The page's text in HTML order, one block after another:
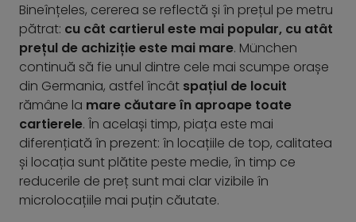
Bineînțeles, cererea se reflectă și în prețul pe metru
pătrat: cu cât cartierul este mai popular, cu atât
prețul de achiziție este mai mare. München
continuă să fie unul dintre cele mai scumpe orașe
din Germania, astfel încât spațiul de locuit
rămâne la mare căutare în aproape toate
cartierele. În același timp, piața este mai
diferențiată în prezent: în locațiile de top, calitatea
și locația sunt plătite peste medie, în timp ce
reducerile de preț sunt mai clar vizibile în
microlocațiile mai puțin căutate.